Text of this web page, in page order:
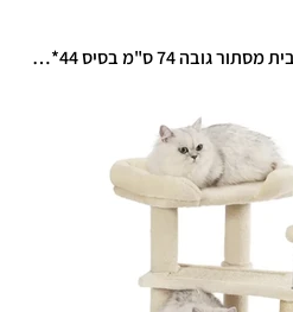
מגרדת בז' מגדל דו-שלבי עם בית מסתור גובה 74 ס"מ בסיס 44*40 ס"מ